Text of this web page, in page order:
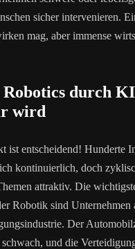
sicher intervenieren.
mag, aber immense
durch
wird
ist entscheidend! Hunderte
kontinuierlich, doch
attraktiv. Die
Robotik sind Unternehmen
Der
und die